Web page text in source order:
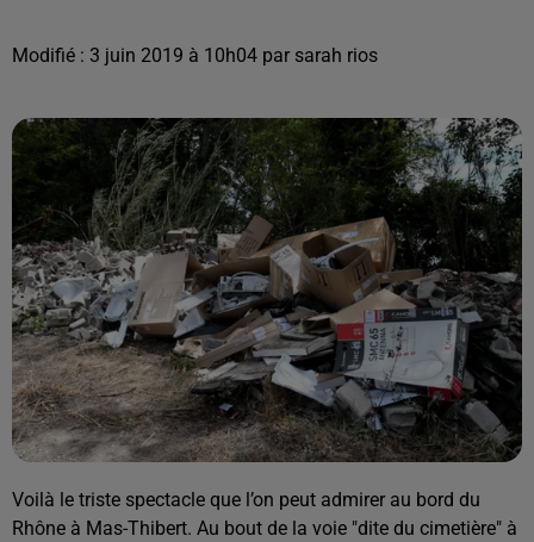
Modifié : 3 juin 2019 à 10h04 par sarah rios
Voilà le triste spectacle que l’on peut admirer au bord du
Rhône à Mas-Thibert. Au bout de la voie "dite du cimetière" à